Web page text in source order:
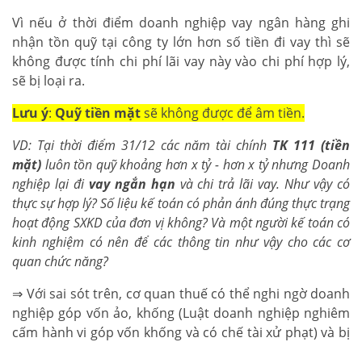
Vì nếu ở thời điểm doanh nghiệp vay ngân hàng ghi
nhận tồn quỹ tại công ty lớn hơn số tiền đi vay thì sẽ
không được tính chi phí lãi vay này vào chi phí hợp lý,
sẽ bị loại ra.
Lưu ý: Quỹ tiền mặtsẽ không được để âm tiền.
VD: Tại thời điểm 31/12 các năm tài chính TK 111 (tiền
mặt) luôn tồn quỹ khoảng hơn x tỷ - hơn x tỷ nhưng Doanh
nghiệp lại đi vay ngắn hạn và chi trả lãi vay. Như vậy có
thực sự hợp lý? Số liệu kế toán có phản ánh đúng thực trạng
hoạt động SXKD của đơn vị không? Và một người kế toán có
kinh nghiệm có nên để các thông tin như vậy cho các cơ
quan chức năng?
⇒ Với sai sót trên, cơ quan thuế có thể nghi ngờ doanh
nghiệp góp vốn ảo, khống (Luật doanh nghiệp nghiêm
cấm hành vi góp vốn khống và có chế tài xử phạt) và bị